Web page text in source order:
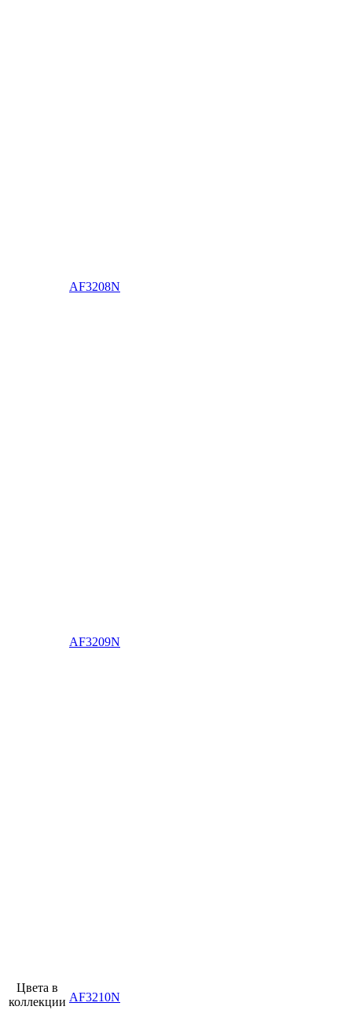
Цвета в
коллекции
AF3208N
AF3209N
AF3210N